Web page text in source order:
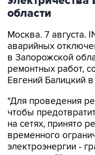
Москва. 7 августа.
в Запорожской
ремонтных работ,
Евгений Балицкий в
"Для проведения
на сетях, принято
временного
электроэнергии -
отключений", -
канале в Max.